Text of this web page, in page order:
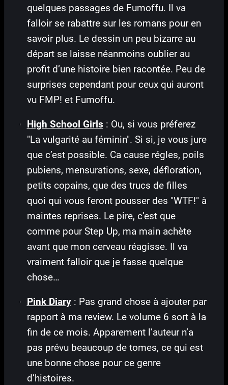
quelques passages de Fumoffu. Il va
falloir se rabattre sur les romans pour en
savoir plus. Le dessin un peu bizarre au
départ se laisse néanmoins oublier au
profit d’une histoire bien racontée. Peu de
surprises cependant pour ceux qui auront
vu FMP! et Fumoffu.
High School Girls : Ou, si vous préferez
"La vulgarité au féminin". Si si, je vous jure
que c’est possible. Ca cause régles, poils
pubiens, mensurations, sexe, défloration,
petits copains, que des trucs de filles
quoi qui vous feront pousser des "WTF!" à
maintes reprises. Le pire, c’est que
comme pour Step Up, ma main achète
avant que mon cerveau réagisse. Il va
vraiment falloir que je fasse quelque
chose…
Pink Diary: Pas grand chose à ajouter par
rapport à ma review. Le volume 6 sort à la
fin de ce mois. Apparement l’auteur n’a
pas prévu beaucoup de tomes, ce qui est
une bonne chose pour ce genre
d’histoires.